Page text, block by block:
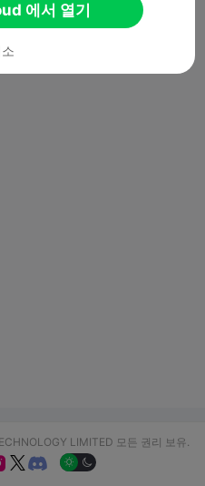
LIMITED 모든 권리 보유.
 
에서 열기